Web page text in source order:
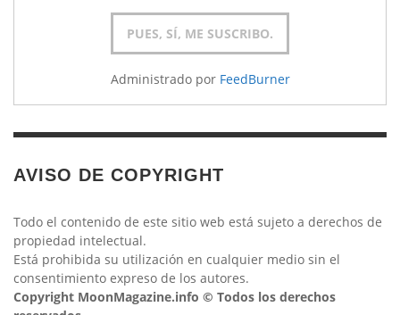
Administrado por FeedBurner
AVISO DE COPYRIGHT
Todo el contenido de este sitio web está sujeto a derechos de
propiedad intelectual.
Está prohibida su utilización en cualquier medio sin el
consentimiento expreso de los autores.
Copyright MoonMagazine.info © Todos los derechos